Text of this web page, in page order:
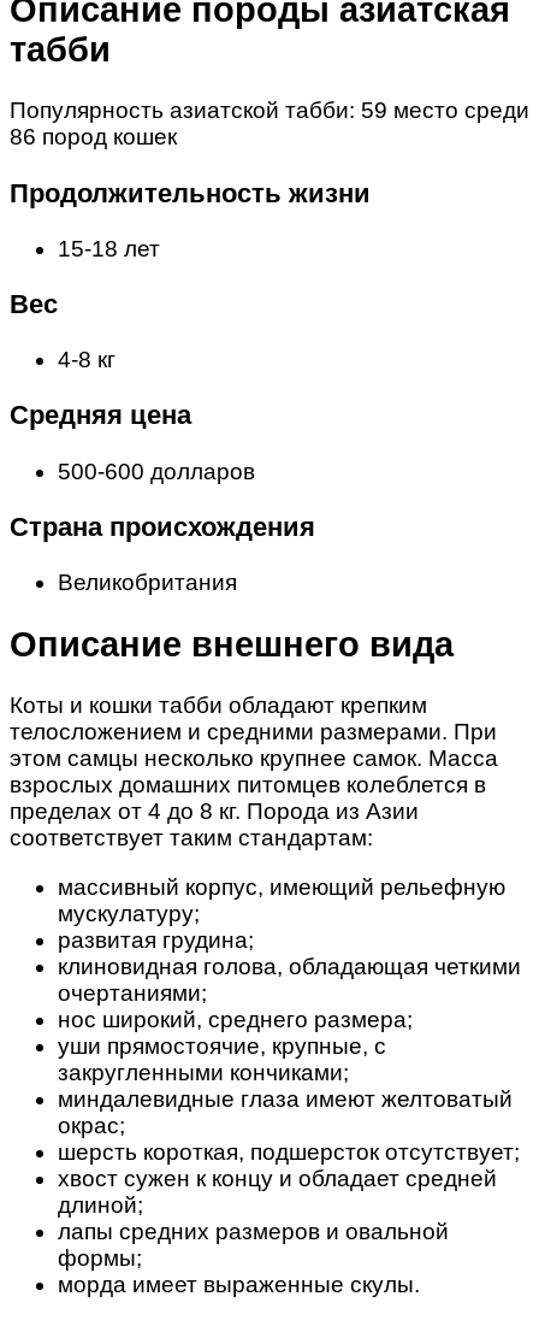
Описание породы азиатская
табби
Популярность азиатской табби: 59 место среди
86 пород кошек
Продолжительность жизни
15-18 лет
Вес
4-8 кг
Средняя цена
500-600 долларов
Страна происхождения
Великобритания
Описание внешнего вида
Коты и кошки табби обладают крепким
телосложением и средними размерами. При
этом самцы несколько крупнее самок. Масса
взрослых домашних питомцев колеблется в
пределах от 4 до 8 кг. Порода из Азии
соответствует таким стандартам:
массивный корпус, имеющий рельефную
мускулатуру;
развитая грудина;
клиновидная голова, обладающая четкими
очертаниями;
нос широкий, среднего размера;
уши прямостоячие, крупные, с
закругленными кончиками;
миндалевидные глаза имеют желтоватый
окрас;
шерсть короткая, подшерсток отсутствует;
хвост сужен к концу и обладает средней
длиной;
лапы средних размеров и овальной
формы;
морда имеет выраженные скулы.